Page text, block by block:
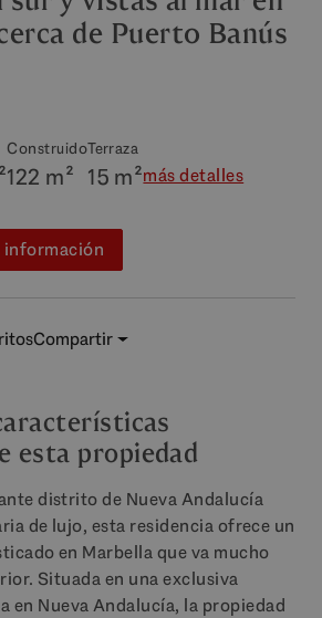
de Puerto Banús
Construido
122 m²
Terraza
15 m²más detalles
información
Compartir
esta propiedad
distrito de Nueva Andalucía
de lujo, esta residencia ofrece un
en Marbella que va mucho
Situada en una exclusiva
en Nueva Andalucía, la propiedad